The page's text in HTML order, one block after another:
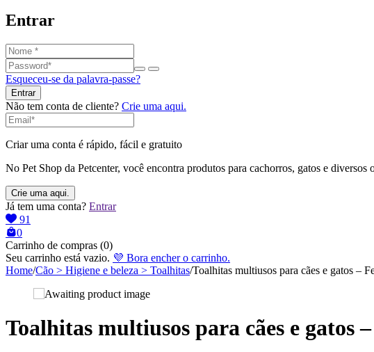
Entrar
Esqueceu-se da palavra-passe?
Não tem conta de cliente? Crie uma aqui.
Criar uma conta é rápido, fácil e gratuito
No Pet Shop da Petcenter, você encontra produtos para cachorros, gatos e diversos
Já tem uma conta? Entrar
91
0
Carrinho de compras (0)
Seu carrinho está vazio. 💜 Bora encher o carrinho.
Home/Cão > Higiene e beleza > Toalhitas/Toalhitas multiusos para cães e gatos –
Toalhitas multiusos para cães e